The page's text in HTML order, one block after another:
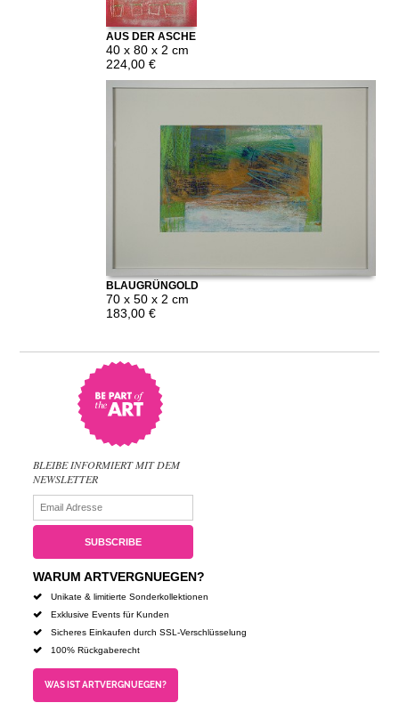
AUS DER ASCHE
40 x 80 x 2 cm
224,00 €
BLAUGRÜNGOLD
70 x 50 x 2 cm
183,00 €
BLEIBE INFORMIERT MIT DEM
NEWSLETTER
WARUM ARTVERGNUEGEN?
Unikate & limitierte Sonderkollektionen
Exklusive Events für Kunden
Sicheres Einkaufen durch SSL-Verschlüsselung
100% Rückgaberecht
WAS IST ARTVERGNUEGEN?